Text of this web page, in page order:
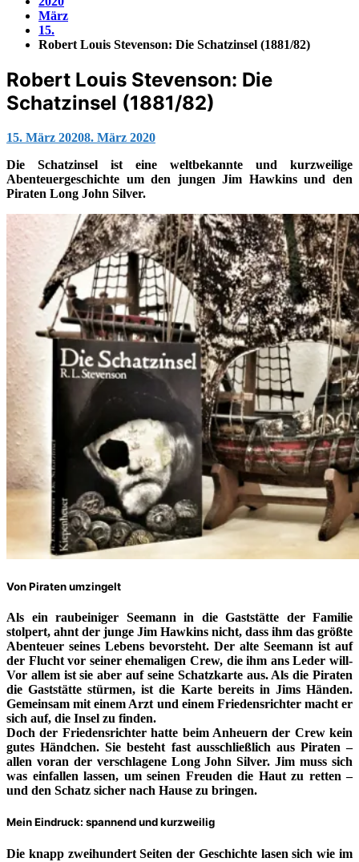
März
15.
Robert Louis Stevenson: Die Schatzinsel (1881/82)
Robert Louis Stevenson: Die
Schatzinsel (1881/82)
Jana
15. März 20208. März 2020
Die Schatzinsel ist eine weltbekannte und kurzweilige
Abenteuergeschichte um den jungen Jim Hawkins und den
Piraten Long John Silver.
Von Piraten umzingelt
Als ein raubeiniger Seemann in die Gaststätte der Familie
stolpert, ahnt der junge Jim Hawkins nicht, dass ihm das größte
Abenteuer seines Lebens bevorsteht. Der alte Seemann ist auf
der Flucht vor seiner ehemaligen Crew, die ihm ans Leder will-
Vor allem ist sie aber auf seine Schatzkarte aus. Als die Piraten
die Gaststätte stürmen, ist die Karte bereits in Jims Händen.
Gemeinsam mit einem Arzt und einem Friedensrichter macht er
sich auf, die Insel zu finden.
Doch der Friedensrichter hatte beim Anheuern der Crew kein
gutes Händchen. Sie besteht fast ausschließlich aus Piraten –
allen voran der verschlagene Long John Silver. Jim muss sich
was einfallen lassen, um seinen Freuden die Haut zu retten –
und den Schatz sicher nach Hause zu bringen.
Mein Eindruck: spannend und kurzweilig
Die knapp zweihundert Seiten der Geschichte lasen sich wie im